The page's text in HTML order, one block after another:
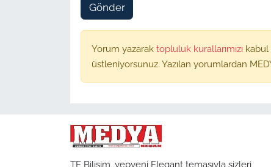
Gönder
Yorum yazarak topluluk kurallarımızı
üstleniyorsunuz. Yazılan yorumlardan
TE Bilişim, yepyeni Elegant temasıyla sizleri